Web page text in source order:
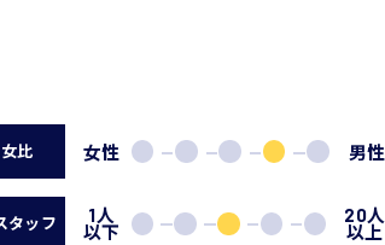
比 女性 男性
タッフ 1人
以下
20人
以上